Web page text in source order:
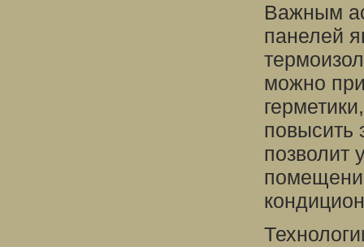
Важным
панелей
можно
повысить
позволит